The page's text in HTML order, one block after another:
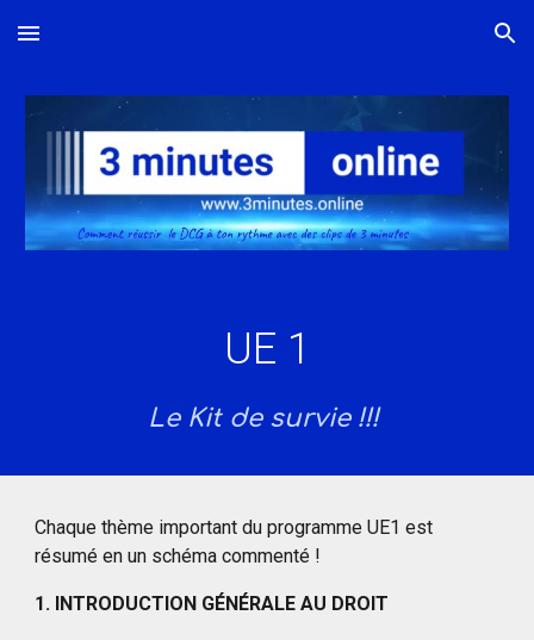
Skip to main content Skip to navigation
UE 1
Le Kit de survie !!!
Chaque thème important du programme UE1 est
résumé en un schéma commenté !
1. INTRODUCTION GÉNÉRALE AU DROIT